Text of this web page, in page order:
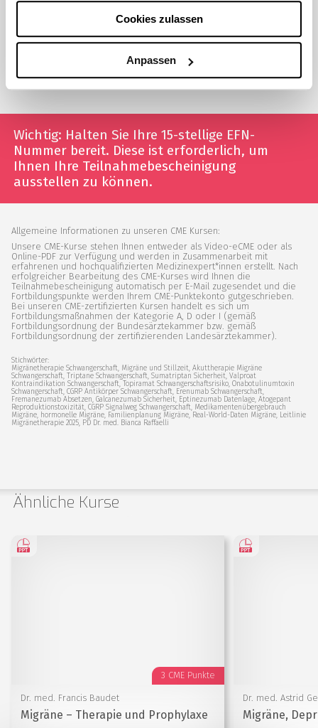
Cookies zulassen
Anpassen
45 Minuten
Technische Voraussetzungen:Webbrowser,
Internetverbindung, Lautsprecher oder Kopfhörer
Wichtig: Halten Sie Ihre 15-stellige EFN-
Nummer bereit. Diese ist erforderlich, um
Ihnen Ihre Teilnahmebescheinigung
ausstellen zu können.
Allgemeine Informationen zu unseren CME Kursen:
Unsere CME-Kurse stehen Ihnen entweder als Video-eCME oder als
Online-PDF zur Verfügung und werden in Zusammenarbeit mit
erfahrenen und hochqualifizierten Medizinexpert*innen erstellt. Nach
erfolgreicher Bearbeitung des CME-Kurses wird Ihnen die
Teilnahmebescheinigung automatisch per E-Mail zugesendet und die
Fortbildungspunkte werden Ihrem CME-Punktekonto gutgeschrieben.
Bei unseren CME-zertifizierten Kursen handelt es sich um
Fortbildungsmaßnahmen der Kategorie A, D oder I (gemäß
Fortbildungsordnung der Bundesärztekammer bzw. gemäß
Fortbildungsordnung der zertifizierenden Landesärztekammer).
Stichwörter:
Migränetherapie Schwangerschaft, Migräne und Stillzeit, Akuttherapie Migräne
Schwangerschaft, Triptane Schwangerschaft, Sumatriptan Sicherheit, Valproat
Kontraindikation Schwangerschaft, Topiramat Schwangerschaftsrisiko, Onabotulinumtoxin
Schwangerschaft, CGRP Antikörper Schwangerschaft, Erenumab Schwangerschaft,
Fremanezumab Absetzen, Galcanezumab Sicherheit, Eptinezumab Datenlage, Atogepant
Reproduktionstoxizität, CGRP Signalweg Schwangerschaft, Medikamentenübergebrauch
Migräne, hormonelle Migräne, Familienplanung Migräne, Real-World-Daten Migräne, Leitlinie
Migränetherapie 2025, PD Dr. med. Bianca Raffaelli
Ähnliche Kurse
3 CME Punkte
Dr. med. Francis Baudet
Migräne – Therapie und Prophylaxe
Dr. med. Astrid
Migräne,